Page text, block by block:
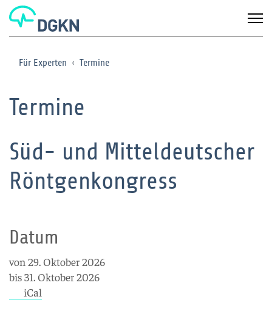
Für Experten Termine
Termine
Süd- und Mitteldeutscher
Röntgenkongress
Datum
von 29. Oktober 2026
bis 31. Oktober 2026
iCal